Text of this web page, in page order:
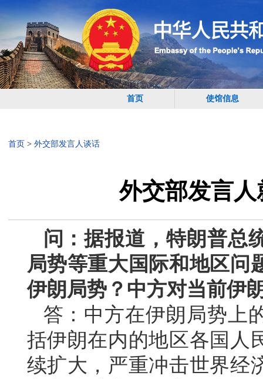
首页 使馆信息
首页 > 外交部发言人谈话
外交部发言
问：据报道，特朗普总
局势等重大国际和地区问
伊朗局势？中方对当前伊
答：中方在伊朗局势上
括伊朗在内的地区各国人
续扩大，严重冲击世界经